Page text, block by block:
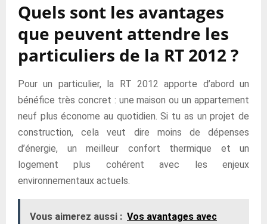
Quels sont les avantages
que peuvent attendre les
particuliers de la RT 2012 ?
Pour un particulier, la RT 2012 apporte d’abord un
bénéfice très concret : une maison ou un appartement
neuf plus économe au quotidien. Si tu as un projet de
construction, cela veut dire moins de dépenses
d’énergie, un meilleur confort thermique et un
logement plus cohérent avec les enjeux
environnementaux actuels.
Vous aimerez aussi : Vos avantages avec